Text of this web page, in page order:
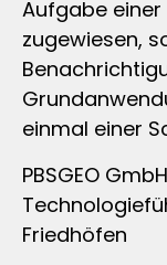
Aufgabe
zugewiesen,
einmal einer
PBSGEO
Friedhöfen